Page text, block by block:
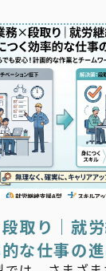
新着情報
取り｜就
な仕事の